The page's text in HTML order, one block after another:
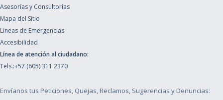
Asesorías y Consultorías
Mapa del Sitio
Líneas de Emergencias
Accesibilidad
Línea de atención al ciudadano:
Tels.:+57 (605) 311 2370
Envíanos tus Peticiones, Quejas, Reclamos, Sugerencias y Denuncias: